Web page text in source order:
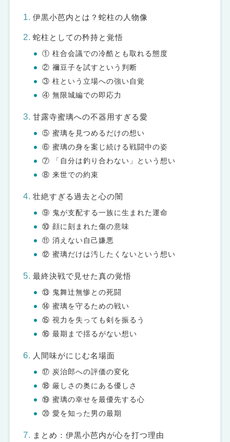
伊黒小芭内とは？蛇柱の人物像
蛇柱としての矜持と覚悟
① 柱合会議での冷酷とも取れる態度
② 禰豆子を試すという判断
③ 柱という立場への強い自覚
④ 無限城編での即応力
甘露寺蜜璃への不器用すぎる愛
⑤ 蜜璃を見つめるだけの想い
⑥ 蜜璃の身を案じ続ける戦闘中の姿
⑦ 「自分は釣り合わない」という想い
⑧ 来世での約束
壮絶すぎる過去と心の闇
⑨ 鬼が支配する一族に生まれた運命
⑩ 顔に刻まれた傷の意味
⑪ 消えない自己嫌悪
⑫ 蜜璃だけは汚したくないという想い
最終決戦で見せた真の覚悟
⑬ 鬼舞辻無惨との死闘
⑭ 蜜璃を守るための戦い
⑮ 視力を失っても剣を振るう
⑯ 最期まで揺るがない想い
人間味がにじむ名場面
⑰ 炭治郎への評価の変化
⑱ 厳しさの奥にある優しさ
⑲ 蜜璃の幸せを最優先する心
⑳ 愛を知った男の最期
まとめ：伊黒小芭内が心を打つ理由